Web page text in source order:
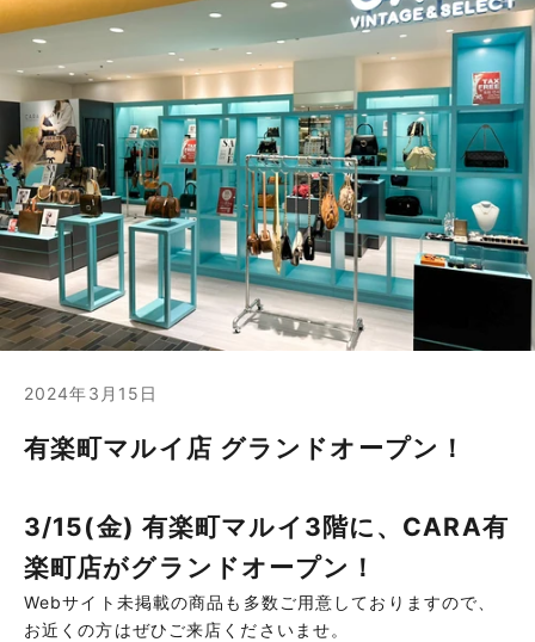
2024年3月15日
有楽町マルイ店 グランドオープン！
3/15(金) 有楽町マルイ3階に、CARA有
楽町店がグランドオープン！
Webサイト未掲載の商品も多数ご用意しておりますので、
お近くの方はぜひご来店くださいませ。